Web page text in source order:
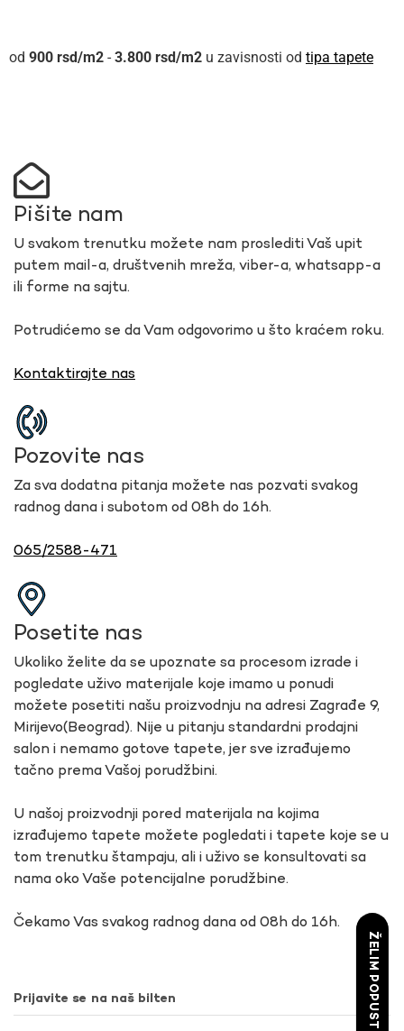
900 rsd - 3.800 rsd u zavisnosti od tipa tapete
Pišite nam
U svakom trenutku možete nam proslediti Vaš upit
putem mail-a, društvenih mreža, viber-a, whatsapp-a
ili forme na sajtu.
Potrudićemo se da Vam odgovorimo u što kraćem roku.
Kontaktirajte nas
Pozovite nas
Za sva dodatna pitanja možete nas pozvati svakog
radnog dana i subotom od 08h do 16h.
065/2588-471
Posetite nas
Ukoliko želite da se upoznate sa procesom izrade i
pogledate uživo materijale koje imamo u ponudi
možete posetiti našu proizvodnju na adresi Zagrađe 9,
Mirijevo(Beograd). Nije u pitanju standardni prodajni
salon i nemamo gotove tapete, jer sve izrađujemo
tačno prema Vašoj porudžbini.
U našoj proizvodnji pored materijala na kojima
izrađujemo tapete možete pogledati i tapete koje se u
tom trenutku štampaju, ali i uživo se konsultovati sa
nama oko Vaše potencijalne porudžbine.
Čekamo Vas svakog radnog dana od 08h do 16h.
Prijavite se na naš bilten ŽELIM POPUST